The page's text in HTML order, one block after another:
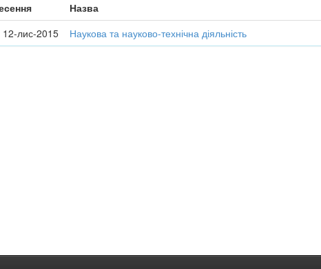
Назва
12-лис-2015 Наукова та науково-технічна діяльність